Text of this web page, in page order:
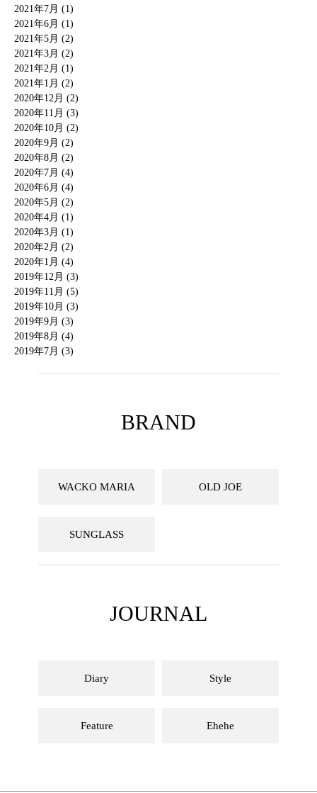
2021年7月 (1)
2021年6月 (1)
2021年5月 (2)
2021年3月 (2)
2021年2月 (1)
2021年1月 (2)
2020年12月 (2)
2020年11月 (3)
2020年10月 (2)
2020年9月 (2)
2020年8月 (2)
2020年7月 (4)
2020年6月 (4)
2020年5月 (2)
2020年4月 (1)
2020年3月 (1)
2020年2月 (2)
2020年1月 (4)
2019年12月 (3)
2019年11月 (5)
2019年10月 (3)
2019年9月 (3)
2019年8月 (4)
2019年7月 (3)
BRAND
WACKO MARIA OLD JOE
SUNGLASS
JOURNAL
Diary Style
Feature Ehehe